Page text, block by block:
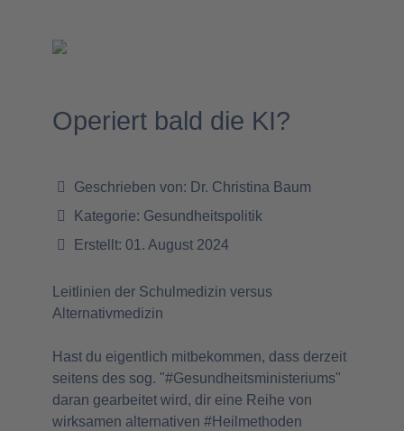
Operiert bald die KI?
Geschrieben von: Dr. Christina Baum
Kategorie: Gesundheitspolitik
Erstellt: 01. August 2024
Leitlinien der Schulmedizin versus
Alternativmedizin
Hast du eigentlich mitbekommen, dass derzeit
seitens des sog. "#Gesundheitsministeriums"
daran gearbeitet wird, dir eine Reihe von
wirksamen alternativen #Heilmethoden